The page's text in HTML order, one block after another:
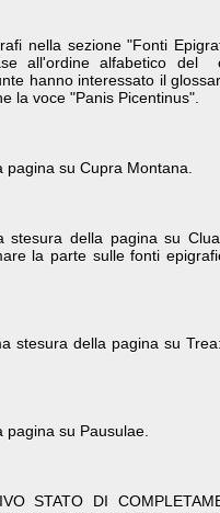
nella sezione "Fonti
all'ordine alfabetico del
hanno interessato il
la voce "Panis Picentinus".
pagina su Cupra Montana.
stesura della pagina su
la parte sulle fonti
stesura della pagina su
pagina su Pausulae.
STATO DI